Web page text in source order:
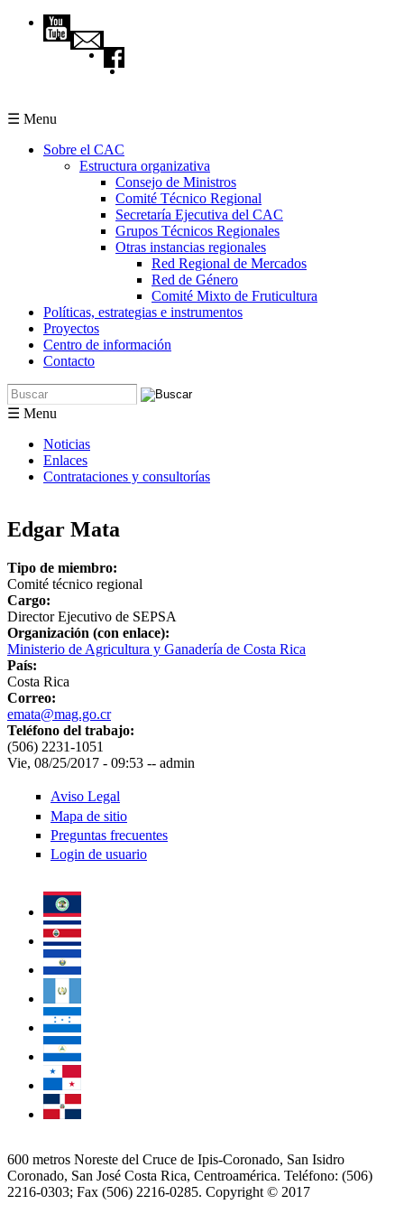
Pasar al contenido principal
☰ Menu
Sobre el CAC
Estructura organizativa
Consejo de Ministros
Comité Técnico Regional
Secretaría Ejecutiva del CAC
Grupos Técnicos Regionales
Otras instancias regionales
Red Regional de Mercados
Red de Género
Comité Mixto de Fruticultura
Políticas, estrategias e instrumentos
Proyectos
Centro de información
Contacto
Formulario de búsqueda
Buscar
☰ Menu
Noticias
Enlaces
Contrataciones y consultorías
Edgar Mata
Tipo de miembro:
Comité técnico regional
Cargo:
Director Ejecutivo de SEPSA
Organización (con enlace):
Ministerio de Agricultura y Ganadería de Costa Rica
País:
Costa Rica
Correo:
emata@mag.go.cr
Teléfono del trabajo:
(506) 2231-1051
Vie, 08/25/2017 - 09:53 -- admin
Aviso Legal
Mapa de sitio
Preguntas frecuentes
Login de usuario
600 metros Noreste del Cruce de Ipis-Coronado, San Isidro
Coronado, San José Costa Rica, Centroamérica. Teléfono: (506)
2216-0303; Fax (506) 2216-0285. Copyright © 2017